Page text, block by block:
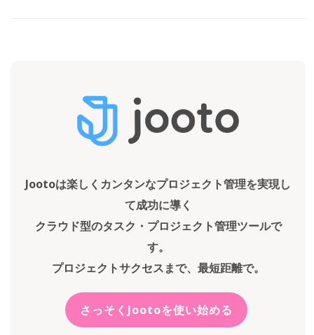
Jootoは楽しくカンタンなプロジェクト管理を実現し
て成功に導く
クラウド型のタスク・プロジェクト管理ツールで
す。
プロジェクトサクセスまで、最短距離で。
さっそくJootoを使い始める